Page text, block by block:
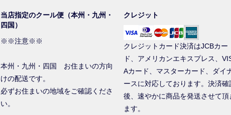
当店指定のクール便（本州・九州・
四国）
※※注意※※
本州・九州・四国 お住まいの方向
けの配送です。
必ずお住まいの地域をご確認くださ
い。
クレジット
クレジットカード決済はJCBカー
ド、アメリカンエキスプレス、
Aカード、マスターカード、ダイ
ースに対応しております。決済確
後、速やかに商品を発送させて頂
ます。